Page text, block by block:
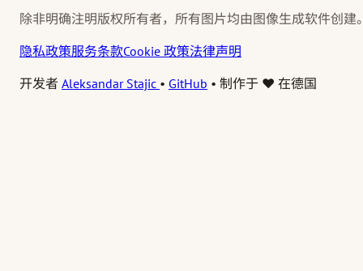
除非明确注明版权所有者，所有图片均由图像生成软件创建
隐私政策服务条款Cookie 政策法律声明
开发者 Aleksandar Stajic • GitHub • 制作于 ❤️ 在德国